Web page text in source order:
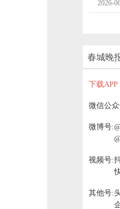
2026-
知名
吃过
2026-
腾讯
2026-
春城晚
下载
微信公
微博号:
视频号:
其他号: